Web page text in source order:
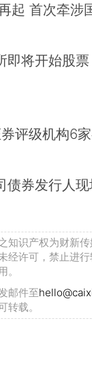
起 首次牵涉
即将开始股票
评级机构6
债券发行人
知识产权为财新
经许可，禁止进
。
邮件至
转载。